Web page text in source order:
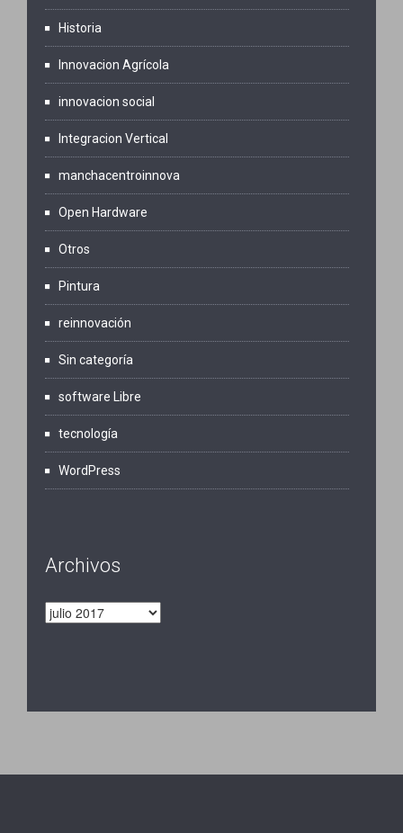
Historia
Innovacion Agrícola
innovacion social
Integracion Vertical
manchacentroinnova
Open Hardware
Otros
Pintura
reinnovación
Sin categoría
software Libre
tecnología
WordPress
Archivos
Archivos